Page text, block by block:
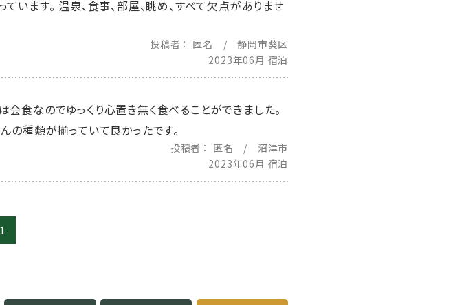
ます。 温泉、食事、部屋、眺め、すべて欠点がありませ
投稿者
匿名 / 静岡市葵区
2023年06月 宿泊
食なのでゆっくり心置き無く食べることができました。
の種類が揃っていて良かったです。
投稿者
匿名 / 沼津市
2023年06月 宿泊
1